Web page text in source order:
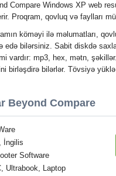
Compare Windows XP web
Proqram, qovluq və faylları
köməyi ilə məlumatları,
edə bilərsiniz. Sabit diskdə
vardır: mp3, hex, mətn,
birləşdirə bilərlər. Tövsiyə
Beyond Compare
İngilis
Software
Ultrabook, Laptop